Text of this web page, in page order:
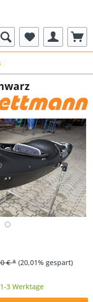
€ * (20,01% gespart)
3 Werktage